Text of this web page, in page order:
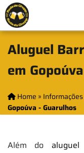
Aluguel
em
Home » Informações
Gopoúva - Guarulhos
Além do